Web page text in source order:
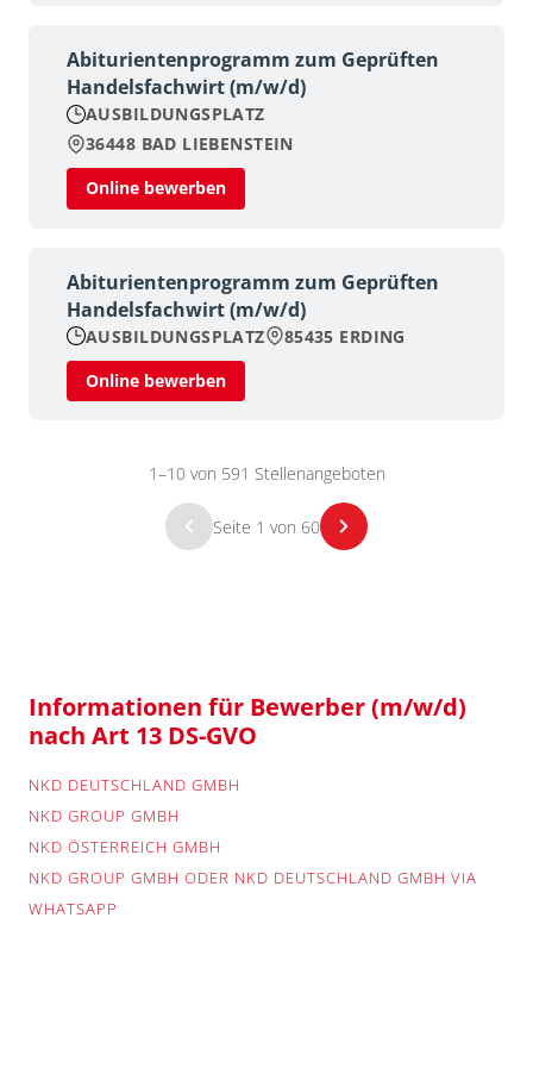
Abiturientenprogramm zum Geprüften
Handelsfachwirt (m/w/d)
AUSBILDUNGSPLATZ
36448 BAD LIEBENSTEIN
Online bewerben
Abiturientenprogramm zum Geprüften
Handelsfachwirt (m/w/d)
AUSBILDUNGSPLATZ
85435 ERDING
Online bewerben
1–10 von 591 Stellenangeboten
Seite 1 von 60
Informationen für Bewerber (m/w/d)
nach Art 13 DS-GVO
NKD DEUTSCHLAND GMBH
NKD GROUP GMBH
NKD ÖSTERREICH GMBH
NKD GROUP GMBH ODER NKD DEUTSCHLAND GMBH VIA
WHATSAPP